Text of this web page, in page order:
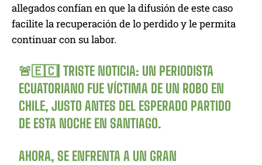
allegados confían en que la difusión de este caso
facilite la recuperación de lo perdido y le permita
continuar con su labor.
🚨🇪🇨| TRISTE NOTICIA: UN PERIODISTA
ECUATORIANO FUE VÍCTIMA DE UN ROBO EN
CHILE, JUSTO ANTES DEL ESPERADO PARTIDO
DE ESTA NOCHE EN SANTIAGO.
AHORA, SE ENFRENTA A UN GRAN